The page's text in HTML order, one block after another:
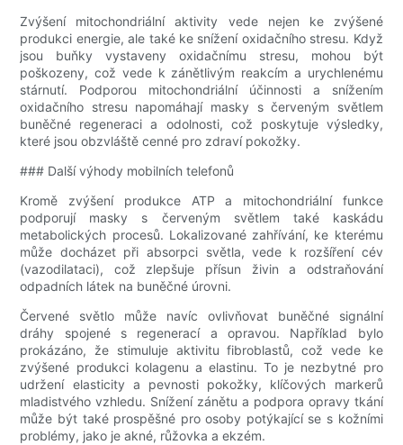
Zvýšení mitochondriální aktivity vede nejen ke zvýšené
produkci energie, ale také ke snížení oxidačního stresu. Když
jsou buňky vystaveny oxidačnímu stresu, mohou být
poškozeny, což vede k zánětlivým reakcím a urychlenému
stárnutí. Podporou mitochondriální účinnosti a snížením
oxidačního stresu napomáhají masky s červeným světlem
buněčné regeneraci a odolnosti, což poskytuje výsledky,
které jsou obzvláště cenné pro zdraví pokožky.
### Další výhody mobilních telefonů
Kromě zvýšení produkce ATP a mitochondriální funkce
podporují masky s červeným světlem také kaskádu
metabolických procesů. Lokalizované zahřívání, ke kterému
může docházet při absorpci světla, vede k rozšíření cév
(vazodilataci), což zlepšuje přísun živin a odstraňování
odpadních látek na buněčné úrovni.
Červené světlo může navíc ovlivňovat buněčné signální
dráhy spojené s regenerací a opravou. Například bylo
prokázáno, že stimuluje aktivitu fibroblastů, což vede ke
zvýšené produkci kolagenu a elastinu. To je nezbytné pro
udržení elasticity a pevnosti pokožky, klíčových markerů
mladistvého vzhledu. Snížení zánětu a podpora opravy tkání
může být také prospěšné pro osoby potýkající se s kožními
problémy, jako je akné, růžovka a ekzém.